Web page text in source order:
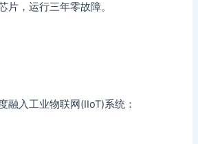
片，运行三年零故障。
融入工业物联网(IIoT)系统：